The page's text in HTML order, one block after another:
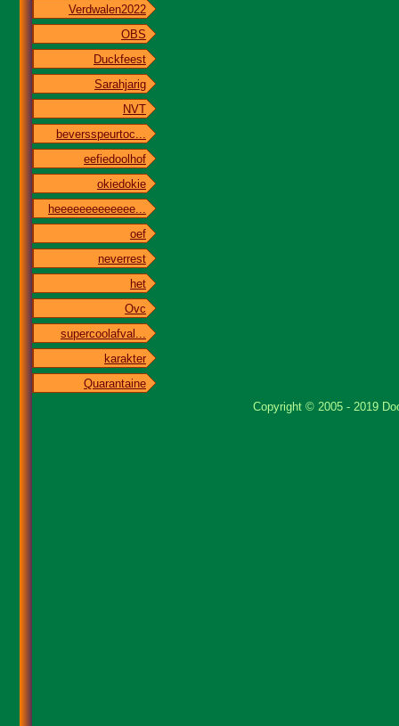
Verdwalen2022
OBS
Duckfeest
Sarahjarig
NVT
beversspeurtoc...
eefiedoolhof
okiedokie
heeeeeeeeeeeee...
oef
neverrest
het
Ovc
supercoolafval...
karakter
Quarantaine
Copyright © 2005 - 2019